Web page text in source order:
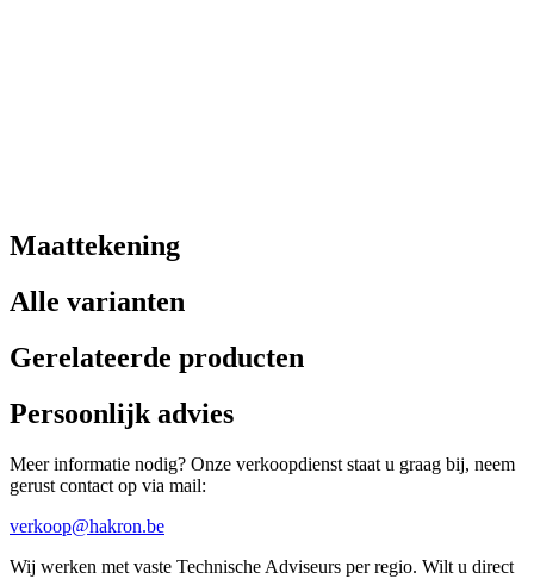
Maattekening
Alle varianten
Gerelateerde producten
Persoonlijk advies
Meer informatie nodig? Onze verkoopdienst staat u graag bij, neem
gerust contact op via mail:
verkoop@hakron.be
Wij werken met vaste Technische Adviseurs per regio. Wilt u direct